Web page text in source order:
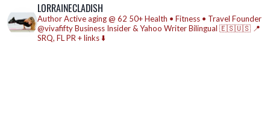
LORRAINECLADISH
AuthorActive aging @ 62 50+ Health • Fitness • Travel Founder
@vivafiftyBusiness Insider & Yahoo WriterBilingual 🇪🇸🇺🇸 📍
SRQ, FLPR + links ⬇️